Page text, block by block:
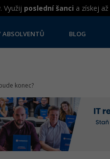
Využij poslední šanci a získej až
ABSOLVENTŮ BLOG
konec?